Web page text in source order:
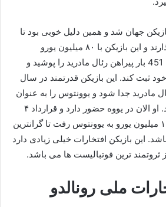
۲۰۰۹ بهترین بازیکن جهان شد و همین دلیل خوبی بود تا
رئالی ها روی او دست گذارند و این بازیکن با ۸۰ میلیون یورو
خریداری کنند. این بازیکن 451 بار پیراهن رئال مادرید را پوشید و
به اسم خود ثبت کند. این بازیکن قدرتمند در سال
مادرید جدا شود و یوونتوس را به عنوان
تیم بعدی خود انتخاب کرد. او الان در یووه حضور دارد و قرارداد ۴
ساله امضا کرده. او با ۱۱۲ میلیون یورو به یوونتوس رفت تا گرانترین
این بازیکن افتخارات خیلی زیادی دارد
ترین فوتبالیست ها می باشد.
ملی رونالدو